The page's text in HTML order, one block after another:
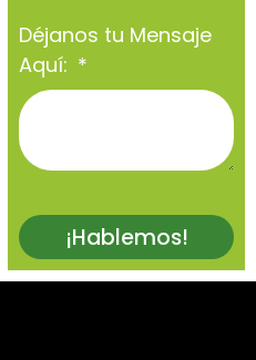
Déjanos tu Mensaje
Aquí:
¡Hablemos!